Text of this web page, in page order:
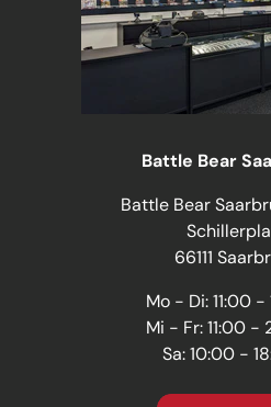
Battle Bear
Battle Bear
66111
Mo - Di: 11:00
Mi - Fr: 11:00 -
Sa: 10:00 -